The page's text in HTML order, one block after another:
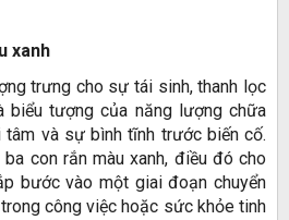
xanh
trưng cho sự tái sinh, thanh lọc
biểu tượng của năng lượng chữa
tâm và sự bình tĩnh trước biến cố.
con rắn màu xanh, điều đó cho
bước vào một giai đoạn chuyển
công việc hoặc sức khỏe tinh